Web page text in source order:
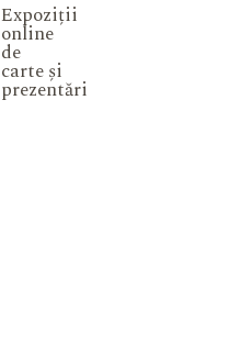
Expoziții
online
de
carte și
prezentări